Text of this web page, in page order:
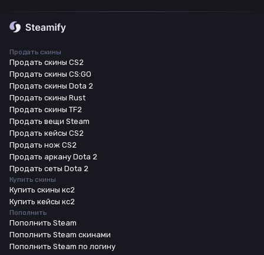
Продать скины
Продать скины CS2
Продать скины CS:GO
Продать скины Dota 2
Продать скины Rust
Продать скины TF2
Продать вещи Steam
Продать кейсы CS2
Продать нож CS2
Продать аркану Dota 2
Продать сеты Dota 2
Купить скины
Купить скины кс2
Купить кейсы кс2
Пополнить
Пополнить Steam
Пополнить Steam скинами
Пополнить Steam по логину